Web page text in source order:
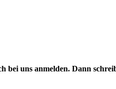
bei uns anmelden. Dann